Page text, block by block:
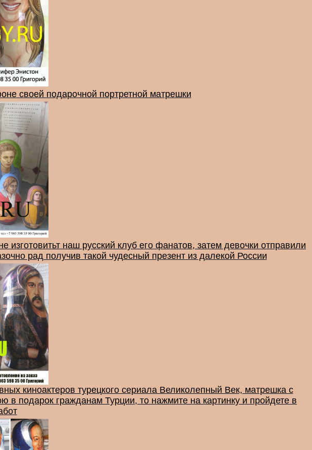
своей подарочной портретной матрешки
изготовитьт наш русский клуб его фанатов, затем девочки отправили
рад получив такой чудесный презент из далекой России
киноактеров турецкого сериала Великолепный Век, матрешка с
в подарок гражданам Турции, то нажмите на картинку и пройдете в